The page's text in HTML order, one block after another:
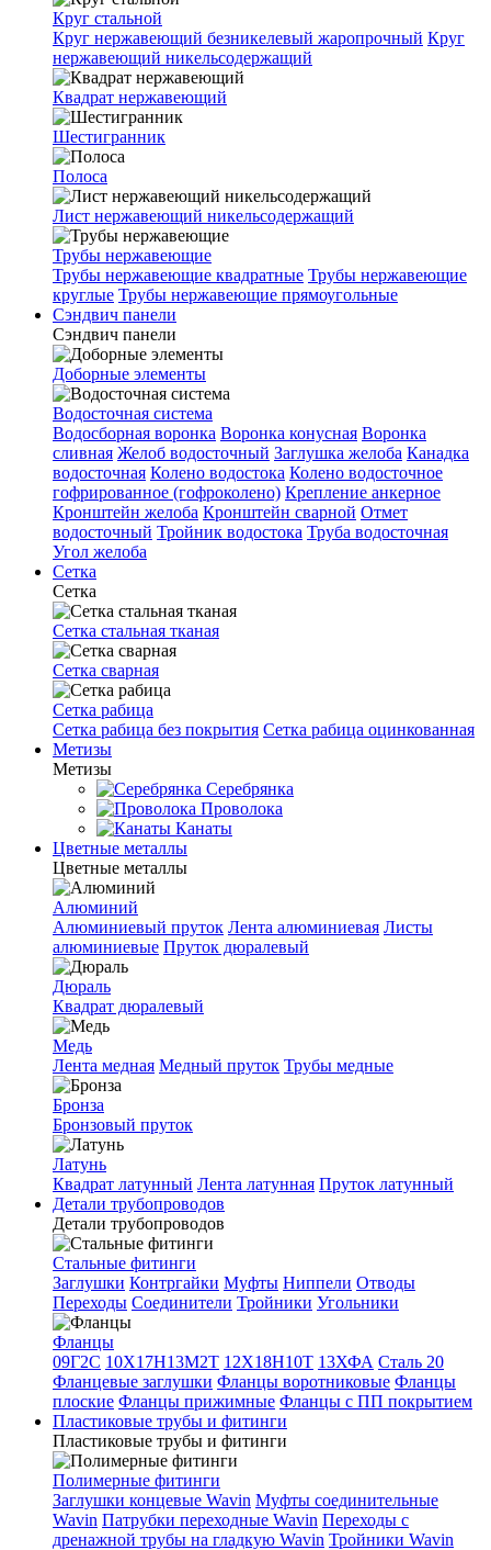
Круг стальной
Круг нержавеющий безникелевый жаропрочный Круг
нержавеющий никельсодержащий
Квадрат нержавеющий
Шестигранник
Полоса
Лист нержавеющий никельсодержащий
Трубы нержавеющие
Трубы нержавеющие квадратные Трубы нержавеющие
круглые Трубы нержавеющие прямоугольные
Сэндвич панели
Сэндвич панели
Доборные элементы
Водосточная система
Водосборная воронка Воронка конусная Воронка
сливная Желоб водосточный Заглушка желоба Канадка
водосточная Колено водостока Колено водосточное
гофрированное (гофроколено) Крепление анкерное
Кронштейн желоба Кронштейн сварной Отмет
водосточный Тройник водостока Труба водосточная
Угол желоба
Сетка
Сетка
Сетка стальная тканая
Сетка сварная
Сетка рабица
Сетка рабица без покрытия Сетка рабица оцинкованная
Метизы
Метизы
Серебрянка
Проволока
Канаты
Цветные металлы
Цветные металлы
Алюминий
Алюминиевый пруток Лента алюминиевая Листы
алюминиевые Пруток дюралевый
Дюраль
Квадрат дюралевый
Медь
Лента медная Медный пруток Трубы медные
Бронза
Бронзовый пруток
Латунь
Квадрат латунный Лента латунная Пруток латунный
Детали трубопроводов
Детали трубопроводов
Стальные фитинги
Заглушки Контргайки Муфты Ниппели Отводы
Переходы Соединители Тройники Угольники
Фланцы
09Г2С 10Х17Н13М2Т 12Х18Н10Т 13ХФА Сталь 20
Фланцевые заглушки Фланцы воротниковые Фланцы
плоские Фланцы прижимные Фланцы с ПП покрытием
Пластиковые трубы и фитинги
Пластиковые трубы и фитинги
Полимерные фитинги
Заглушки концевые Wavin Муфты соединительные
Wavin Патрубки переходные Wavin Переходы с
дренажной трубы на гладкую Wavin Тройники Wavin